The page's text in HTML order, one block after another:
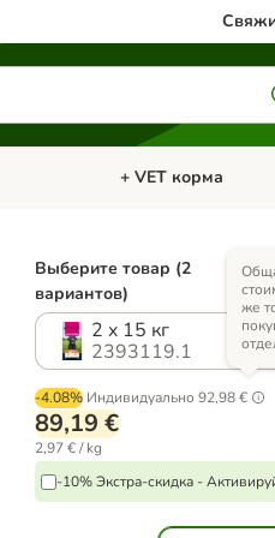
категории: Грызуны и кролики
Откройте меню
+ VET корма
Выберите товар (2
вариантов)
%
2 x 15 кг
2393119.1
-4.08% Индивидуально 92,98 €
же
89,19 €
2,97 € / kg
-10% Экстра-скидка -